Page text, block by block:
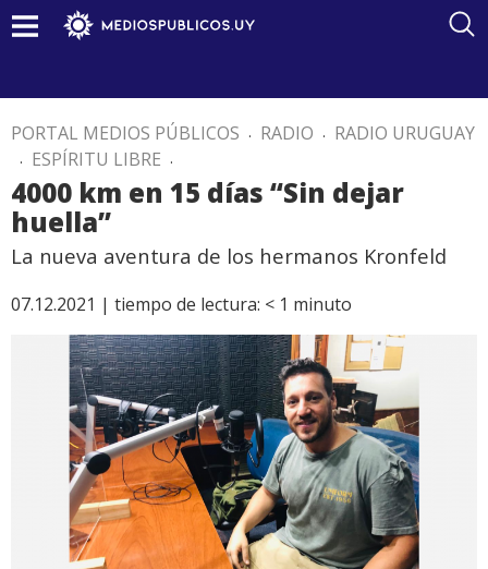
PORTAL MEDIOS PÚBLICOS . RADIO . RADIO URUGUAY
. ESPÍRITU LIBRE .
4000 km en 15 días “Sin dejar
huella”
La nueva aventura de los hermanos Kronfeld
07.12.2021 | tiempo de lectura: < 1 minuto